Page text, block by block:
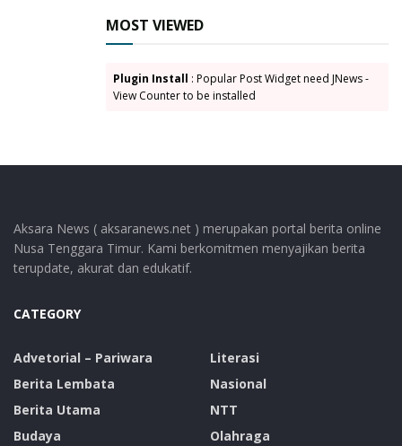
“BPD akan mengawal proses ini agar berjalan sesuai
dengan peraturan yang berlaku, transparan, dan
benar memulihkan kesehatan finansial koperasi dan
Pendamping Koperasi Desa memamparkan dan
yang harus dipatuhi oleh Kepala Desa saat
memberikan persetujuan atau penolakan atas
proposal pembiayaan dari KDMP. Tujuannya adalah
dengan regulasi yang berlaku.
Setelah melalui diskusi yang terbuka dan transparan,
pinjaman KDMP.
MOST VIEWED
Plugin Install : Popular Post Widget need JNews -
View Counter to be installed
Aksara News ( aksaranews.net ) merupakan portal berita online
Nusa Tenggara Timur. Kami berkomitmen menyajikan berita
terupdate, akurat dan edukatif.
CATEGORY
Advetorial – Pariwara
Berita Lembata
Berita Utama
Budaya
Literasi
Nasional
NTT
Olahraga